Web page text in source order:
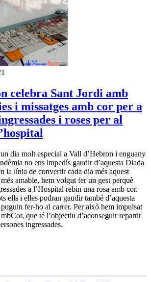
celebra Sant Jordi amb
i missatges amb cor per a
i roses per al
dia molt especial a Vall d’Hebron i enguany
no ens impedís gaudir d’aquesta Diada
la línia de convertir cada dia més aquest
amable, hem volgut fer un gest perquè
a l’Hospital rebin una rosa amb cor.
ells i elles podran gaudir també d’aquesta
fer-ho al carrer. Per això hem impulsat
que té l’objectiu d’aconseguir repartir
ingressades.